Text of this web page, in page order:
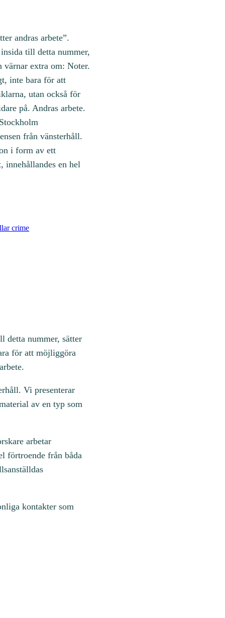
andras arbete”.
till detta nummer,
värnar extra om: Noter.
inte bara för att
utan också för
på. Andras arbete.
från vänsterhåll.
i form av ett
innehållandes en hel
crime
detta nummer, sätter
för att möjliggöra
Vi presenterar
av en typ som
arbetar
förtroende från båda
kontakter som